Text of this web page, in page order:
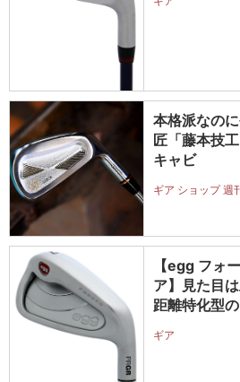
本格派なの
匠「藤本技
キャビ
ギア ショップ 週
【egg フォ
ア】見た目
距離特化型
ギア